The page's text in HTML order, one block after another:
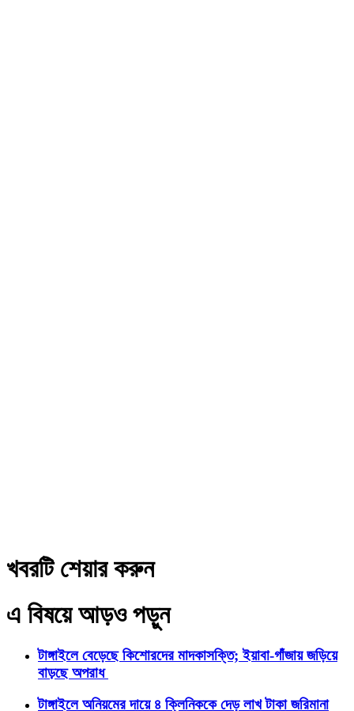
খবরটি শেয়ার করুন
এ বিষয়ে আড়ও পড়ুন
টাঙ্গাইলে বেড়েছে কিশোরদের মাদকাসক্তি; ইয়াবা-গাঁজায় জড়িয়ে
বাড়ছে অপরাধ
টাঙ্গাইলে অনিয়মের দায়ে ৪ ক্লিনিককে দেড় লাখ টাকা জরিমানা